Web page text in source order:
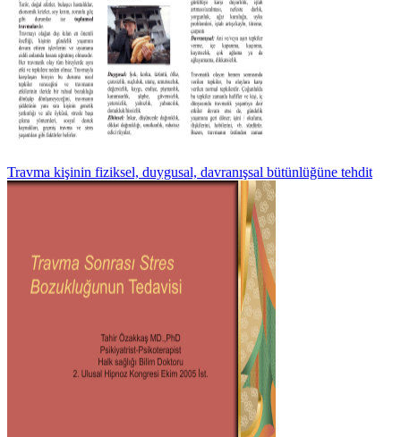
Travma kişinin fiziksel, duygusal, davranışsal bütünlüğüne tehdit